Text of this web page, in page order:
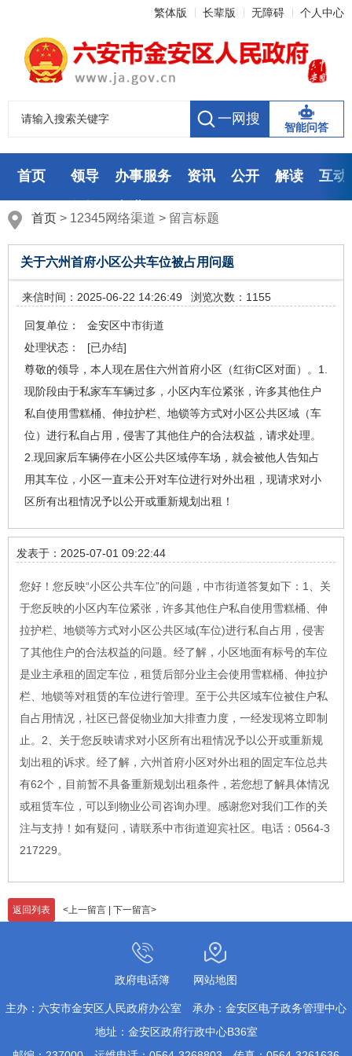
繁体版 长辈版 无障碍 个人中心
智能问答
首页 领导 办事服务 资讯 公开 解读
互动
首页 > 12345网络渠道 > 留言标题
关于六州首府小区公共车位被占用问题
来信时间：2025-06-22 14:26:49 浏览次数：1155
回复单位：
金安区中市街道
处理状态：
[已办结]
尊敬的领导，本人现在居住六州首府小区（红街C区对面）。1.
现阶段由于私家车车辆过多，小区内车位紧张，许多其他住户
私自使用雪糕桶、伸拉护栏、地锁等方式对小区公共区域（车
位）进行私自占用，侵害了其他住户的合法权益，请求处理。
2.现回家后车辆停在小区公共区域停车场，就会被他人告知占
用其车位，小区一直未公开对车位进行对外出租，现请求对小
区所有出租情况予以公开或重新规划出租！
发表于：2025-07-01 09:22:44
您好！您反映“小区公共车位”的问题，中市街道答复如下：1、关
于您反映的小区内车位紧张，许多其他住户私自使用雪糕桶、伸
拉护栏、地锁等方式对小区公共区域(车位)进行私自占用，侵害
了其他住户的合法权益的问题。经了解，小区地面有标号的车位
是业主承租的固定车位，租赁后部分业主会使用雪糕桶、伸拉护
栏、地锁等对租赁的车位进行管理。至于公共区域车位被住户私
自占用情况，社区已督促物业加大排查力度，一经发现将立即制
止。2、关于您反映请求对小区所有出租情况予以公开或重新规
划出租的诉求。经了解，六州首府小区对外出租的固定车位总共
有62个，目前暂不具备重新规划出租条件，若您想了解具体情况
或租赁车位，可以到物业公司咨询办理。感谢您对我们工作的关
注与支持！如有疑问，请联系中市街道迎宾社区。电话：0564-3
217229。
返回列表 <上一留言 | 下一留言>
政府电话簿 网站地图
主办：六安市金安区人民政府办公室
承办：金安区电子政务管理中心
地址：金安区政府行政中心B36室